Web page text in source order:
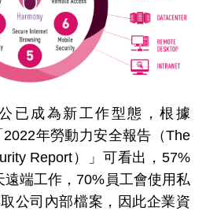
已成為新工作型態，根據
年勞動力安全報告（The
Report）」可看出，57%
端工作，70%員工會使用私
公司內部檔案，因此企業資